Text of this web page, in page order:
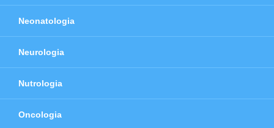
Neonatologia
Neurologia
Nutrologia
Oncologia